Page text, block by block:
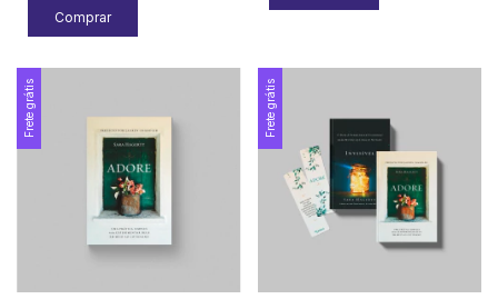
Frete grátis Frete grátis